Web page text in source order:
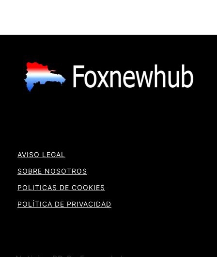
AVISO LEGAL
SOBRE NOSOTROS
POLITICAS DE COOKIES
POLÍTICA DE PRIVACIDAD